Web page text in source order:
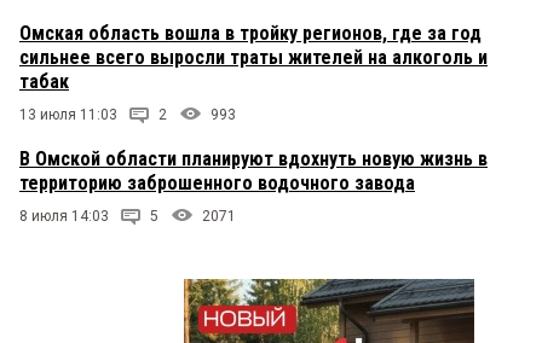
Омская область вошла в тройку регионов, где за год
сильнее всего выросли траты жителей на алкоголь и
табак
13 июля 11:03 2 993
В Омской области планируют вдохнуть новую жизнь в
территорию заброшенного водочного завода
8 июля 14:03 5 2071